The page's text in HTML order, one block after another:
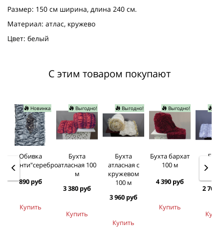
Размер: 150 см ширина, длина 240 см.
Материал: атлас, кружево
Цвет: белый
С этим товаром покупают
Новинка
Обивка
"Канти"серебро
890 руб
Купить
Выгодно!
Бухта
атласная 100
м
3 380 руб
Купить
Выгодно!
Бухта
атласная с
кружевом
100 м
3 960 руб
Купить
Выгодно!
Бухта бархат
100 м
4 390 руб
Купить
2